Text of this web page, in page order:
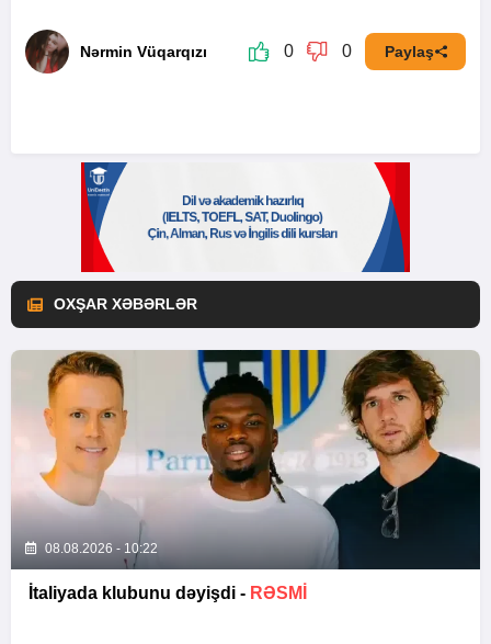
Nərmin Vüqarqızı 0 0 Paylaş
OXŞAR XƏBƏRLƏR
08.08.2026 - 10:22
İtaliyada klubunu dəyişdi - RƏSMİ